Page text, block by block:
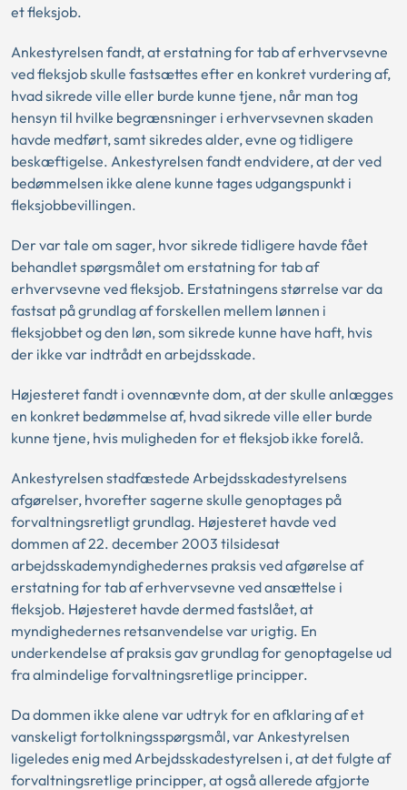
et fleksjob.
Ankestyrelsen fandt, at erstatning for tab af erhvervsevne
ved fleksjob skulle fastsættes efter en konkret vurdering af,
hvad sikrede ville eller burde kunne tjene, når man tog
hensyn til hvilke begrænsninger i erhvervsevnen skaden
havde medført, samt sikredes alder, evne og tidligere
beskæftigelse. Ankestyrelsen fandt endvidere, at der ved
bedømmelsen ikke alene kunne tages udgangspunkt i
fleksjobbevillingen.
Der var tale om sager, hvor sikrede tidligere havde fået
behandlet spørgsmålet om erstatning for tab af
erhvervsevne ved fleksjob. Erstatningens størrelse var da
fastsat på grundlag af forskellen mellem lønnen i
fleksjobbet og den løn, som sikrede kunne have haft, hvis
der ikke var indtrådt en arbejdsskade.
Højesteret fandt i ovennævnte dom, at der skulle anlægges
en konkret bedømmelse af, hvad sikrede ville eller burde
kunne tjene, hvis muligheden for et fleksjob ikke forelå.
Ankestyrelsen stadfæstede Arbejdsskadestyrelsens
afgørelser, hvorefter sagerne skulle genoptages på
forvaltningsretligt grundlag. Højesteret havde ved
dommen af 22. december 2003 tilsidesat
arbejdsskademyndighedernes praksis ved afgørelse af
erstatning for tab af erhvervsevne ved ansættelse i
fleksjob. Højesteret havde dermed fastslået, at
myndighedernes retsanvendelse var urigtig. En
underkendelse af praksis gav grundlag for genoptagelse ud
fra almindelige forvaltningsretlige principper.
Da dommen ikke alene var udtryk for en afklaring af et
vanskeligt fortolkningsspørgsmål, var Ankestyrelsen
ligeledes enig med Arbejdsskadestyrelsen i, at det fulgte af
forvaltningsretlige principper, at også allerede afgjorte